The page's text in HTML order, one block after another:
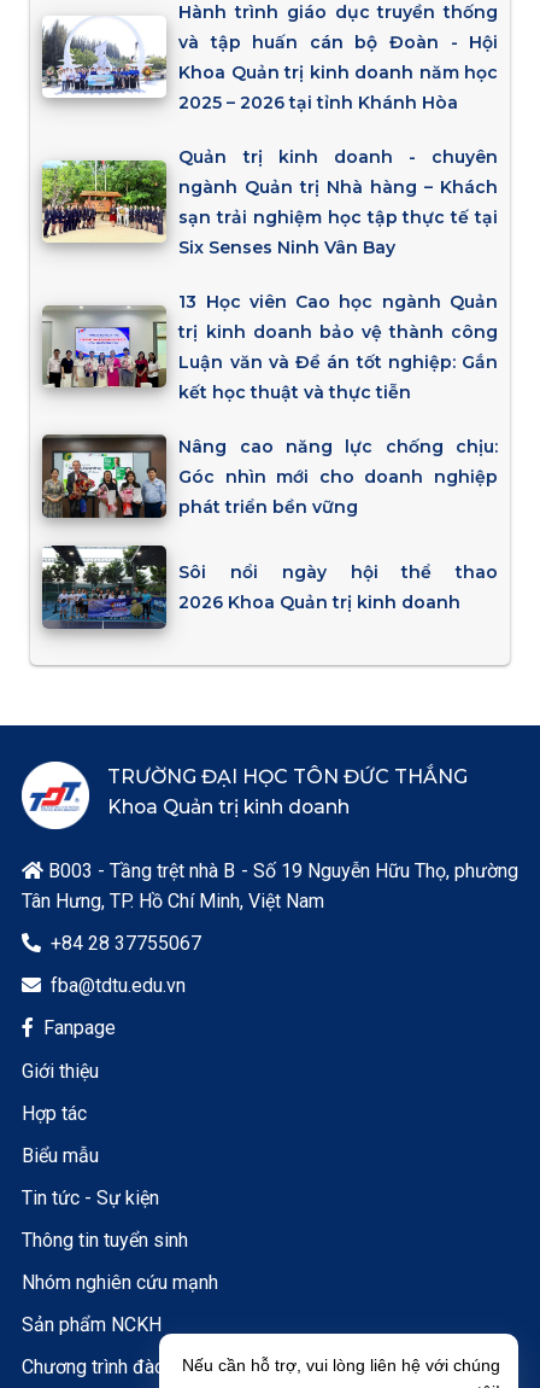
Hành trình giáo dục truyền thống
và tập huấn cán bộ Đoàn - Hội
Khoa Quản trị kinh doanh năm học
2025 – 2026 tại tỉnh Khánh Hòa
Quản trị kinh doanh - chuyên
ngành Quản trị Nhà hàng – Khách
sạn trải nghiệm học tập thực tế tại
Six Senses Ninh Vân Bay
13 Học viên Cao học ngành Quản
trị kinh doanh bảo vệ thành công
Luận văn và Đề án tốt nghiệp: Gắn
kết học thuật và thực tiễn
Nâng cao năng lực chống chịu:
Góc nhìn mới cho doanh nghiệp
phát triển bền vững
Sôi nổi ngày hội thể thao
2026 Khoa Quản trị kinh doanh
Nếu cần hỗ trợ, vui lòng liên hệ với chúng
TRƯỜNG ĐẠI HỌC TÔN ĐỨC THẮNG
Khoa Quản trị kinh doanh
B003 - Tầng trệt nhà B - Số 19 Nguyễn Hữu Thọ, phường
Tân Hưng, TP. Hồ Chí Minh, Việt Nam
 +84 28 37755067
 fba@tdtu.edu.vn
 Fanpage
Giới thiệu
Hợp tác
Biểu mẫu
Tin tức - Sự kiện
Thông tin tuyển sinh
Nhóm nghiên cứu mạnh
Sản phẩm NCKH
Chương trình đào tạo